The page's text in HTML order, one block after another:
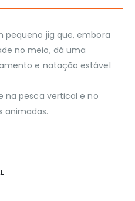
pequeno jig que, embora
no meio, dá uma
e natação estável
na pesca vertical e no
animadas.